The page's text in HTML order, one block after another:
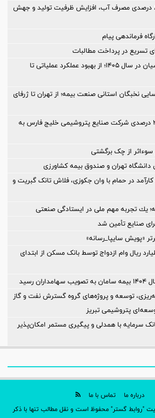
کاهش بیش از ۸۰ درصدی مصرف آب، افزایش ظرفیت تولید و جهش
فرماندهی پیام
نقشه راه بانک پارسیان در سال ۱۴۰۵؛ از بهبود عملکرد عملیاتی تا
نخبگان استانی صنعت بیمه؛ از تهران تا ژرفای
افزایش سرمایه ۲۵ درصدی شرکت صنایع پتروشیمی خلیج فارس به
دانشگاه تهران و صندوق بیمه كشاورزی
در حمام با وان جکوزی، فلاش تانک گبریت و
یك تجربه مهم ملی در ایستادگی صنعتی
۱۳۰۰۰ میلیارد ریال وام ازدواج توسط بانک مسکن از ابتدای
رسید
توسعه و پروژه‌های گروه گسترش نفت و گاز
پتروشیمی تبریز
سرمایه با همدلی و پیگیری مستمر امکان‌پذیر
درباره ما
تماس با ما
"روابط گستر" محفوظ است و نقل مطالب تنها با ذکر